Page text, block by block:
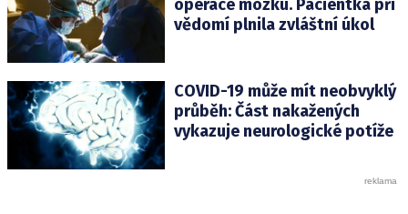
operace mozku. Pacientka při
vědomí plnila zvláštní úkol
COVID-19 může mít neobvyklý
průběh: Část nakažených
vykazuje neurologické potíže